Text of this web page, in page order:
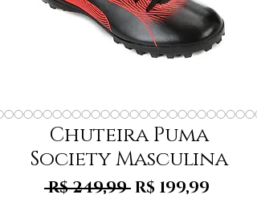
Chuteira Puma
Society Masculina
R$ 249,99 Preço
R$ 199,99